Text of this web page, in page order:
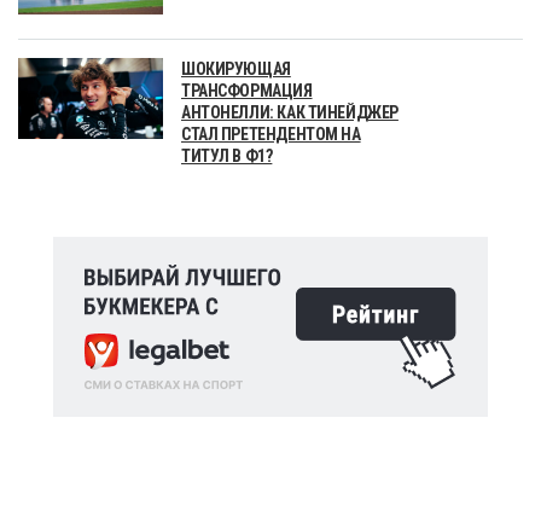
ШОКИРУЮЩАЯ
ТРАНСФОРМАЦИЯ
АНТОНЕЛЛИ: КАК ТИНЕЙДЖЕР
СТАЛ ПРЕТЕНДЕНТОМ НА
ТИТУЛ В Ф1?